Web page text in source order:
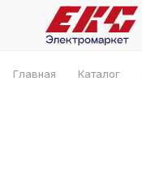
Главная Каталог